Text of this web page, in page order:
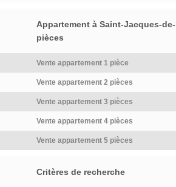
Appartement à Saint-Jacques-
pièces
Vente appartement 1 pièce
Vente appartement 2 pièces
Vente appartement 3 pièces
Vente appartement 4 pièces
Vente appartement 5 pièces
Critères de recherche